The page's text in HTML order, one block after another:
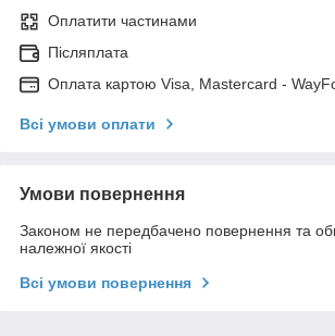
Оплатити частинами
Післяплата
Оплата картою Visa, Mastercard -
Всі умови оплати
Умови повернення
Законом не передбачено повернення та
належної якості
Всі умови повернення